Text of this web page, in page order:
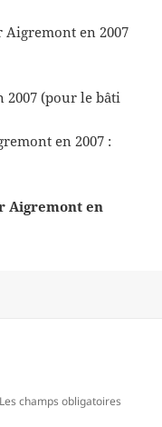
Aigremont en 2007
2007 (pour le bâti
en 2007 :
Aigremont en
Les champs obligatoires